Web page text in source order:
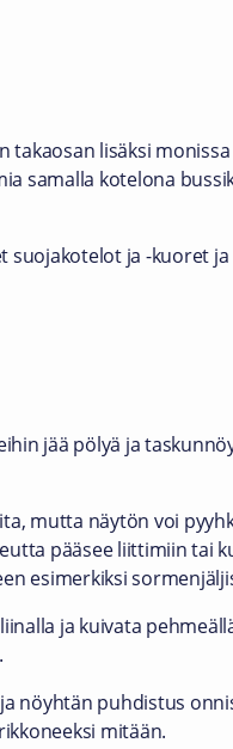
lisäksi
samalla kotelona
ja -kuoret
jää pölyä ja
mutta näytön voi
pääsee liittimiin tai
esimerkiksi
ja kuivata
nöyhtän puhdistus
mitään.